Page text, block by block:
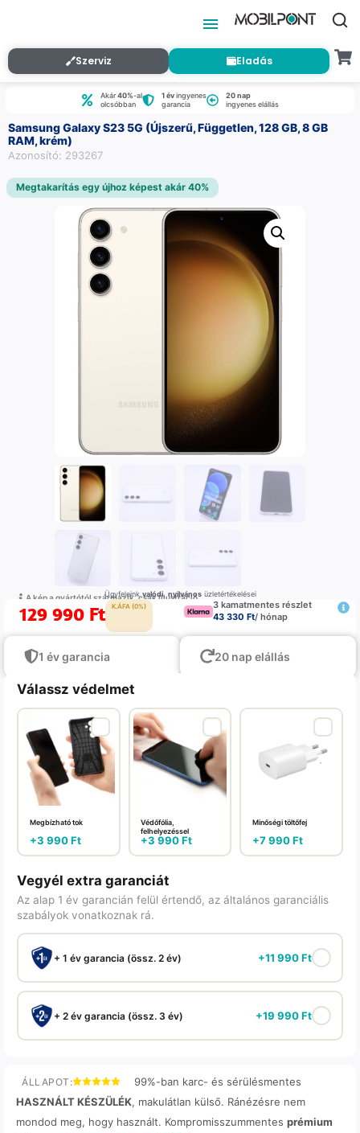
Szerviz Eladás
Akár40%-al
olcsóbban
1 évingyenes
garancia
20 nap
ingyenes elállás
Samsung Galaxy S23 5G (Újszerű, Független, 128 GB, 8 GB
RAM, krém)
Azonosító: 293267
Megtakarítás egy újhoz képest akár 40%
A kép a gyártótól származik, csak illustráció
Ügyfeleinkvalódi,nyilvánosüzletértékelései
129 990 Ft K.ÁFA (0%)
3 kamatmentes részlet
43 330 Ft/ hónap
1 év garancia 20 nap elállás
Válassz védelmet
Megbízható tok
+3 990Ft
Védőfólia,
felhelyezéssel
+3 990Ft
Minőségi töltőfej
+7 990Ft
Vegyél extra garanciát
Az alap 1 év garancián felül értendő, az általános garanciális
szabályok vonatkoznak rá.
+ 1 év garancia (össz. 2 év) +11 990Ft
+ 2 év garancia (össz. 3 év) +19 990Ft
ÁLLAPOT:
99%-ban karc- és sérülésmentes
HASZNÁLT KÉSZÜLÉK, makulátlan külső. Ránézésre nem
mondod meg, hogy használt. Kompromisszummentes prémium